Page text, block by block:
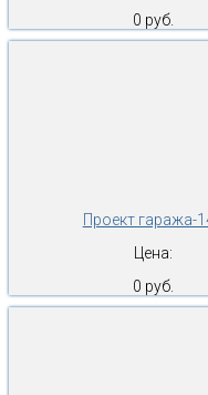
0 руб.
Проект гаража-
Цена:
0 руб.